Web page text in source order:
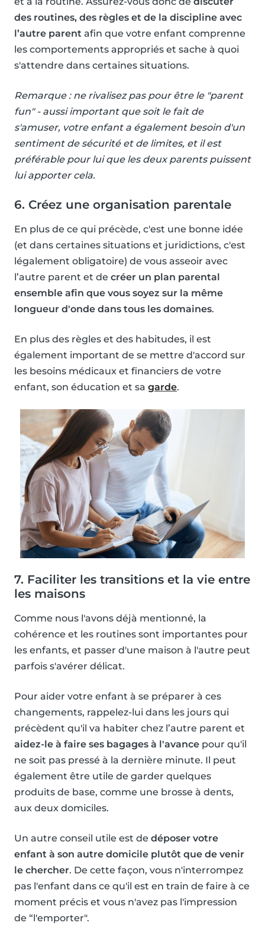
des routines, des règles et de la discipline avec
l’autre parent afin que votre enfant comprenne
les comportements appropriés et sache à quoi
s'attendre dans certaines situations.
Remarque : ne rivalisez pas pour être le "parent
fun" - aussi important que soit le fait de
s'amuser, votre enfant a également besoin d'un
sentiment de sécurité et de limites, et il est
préférable pour lui que les deux parents puissent
lui apporter cela.
6. Créez une organisation parentale
En plus de ce qui précède, c'est une bonne idée
(et dans certaines situations et juridictions, c'est
légalement obligatoire) de vous asseoir avec
l’autre parent et de créer un plan parental
ensemble afin que vous soyez sur la même
longueur d'onde dans tous les domaines.
En plus des règles et des habitudes, il est
également important de se mettre d'accord sur
les besoins médicaux et financiers de votre
enfant, son éducation et sa garde.
7. Faciliter les transitions et la vie entre
les maisons
Comme nous l'avons déjà mentionné, la
cohérence et les routines sont importantes pour
les enfants, et passer d'une maison à l'autre peut
parfois s'avérer délicat.
Pour aider votre enfant à se préparer à ces
changements, rappelez-lui dans les jours qui
précèdent qu'il va habiter chez l’autre parent et
aidez-le à faire ses bagages à l'avance pour qu'il
ne soit pas pressé à la dernière minute. Il peut
également être utile de garder quelques
produits de base, comme une brosse à dents,
aux deux domiciles.
Un autre conseil utile est de déposer votre
enfant à son autre domicile plutôt que de venir
le chercher. De cette façon, vous n'interrompez
pas l'enfant dans ce qu'il est en train de faire à ce
moment précis et vous n'avez pas l'impression
de “l'emporter".